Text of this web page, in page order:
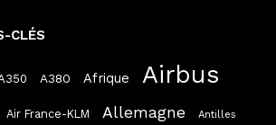
CLÉS
A380 Afrique Airbus
Air France-KLM Allemagne Antilles